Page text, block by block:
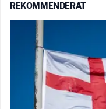
REKOMMENDERAT